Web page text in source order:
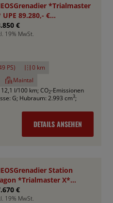
*Trialmaster
UPE 89.280,- €
€
19% MwSt.
PS)
0 km
Maintal
l/100 km; CO2-Emissionen
G; Hubraum: 2.993 cm3;
DETAILS ANSEHEN
Station
*Trialmaster X*
Sperren
€
19% MwSt.